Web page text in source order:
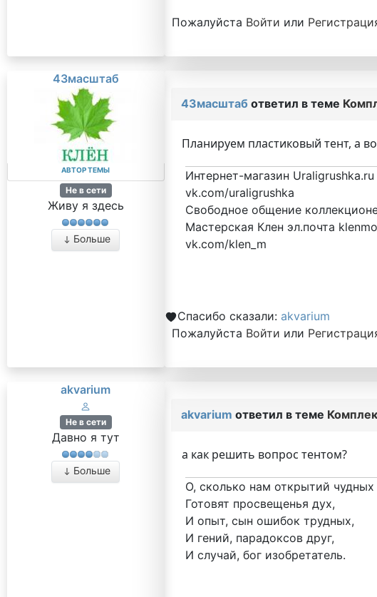
Пожалуйста Войти или
43масштаб
АВТОР ТЕМЫ
Не в сети
Живу я здесь
Больше
43масштаб ответил в теме
Планируем пластиковый тент, а
Интернет-магазин
vk.com/uraligrushka
Свободное общение
Мастерская Клен эл.почта
vk.com/klen_m
Спасибо сказали: akvarium
Пожалуйста Войти или
akvarium
Не в сети
Давно я тут
Больше
akvarium ответил в теме
а как решить вопрос тентом?
О, сколько нам открытий чудных
Готовят просвещенья дух,
И опыт, сын ошибок трудных,
И гений, парадоксов друг,
И случай, бог изобретатель.